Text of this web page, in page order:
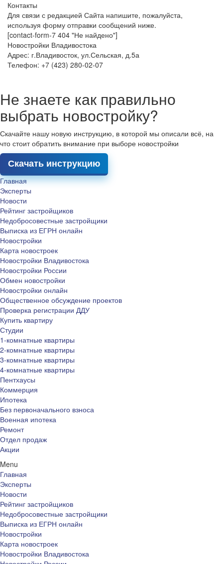
Контакты
Для связи с редакцией Сайта напишите, пожалуйста,
используя форму отправки сообщений ниже.
[contact-form-7 404 "Не найдено"]
Новостройки Владивостока
Адрес: г.Владивосток, ул.Сельская, д.5а
Телефон: +7 (423) 280-02-07
Не знаете как правильно
выбрать новостройку?
Скачайте нашу новую инструкцию, в которой мы описали всё, на
что стоит обратить внимание при выборе новостройки
Скачать инструкцию
Главная
Эксперты
Новости
Рейтинг застройщиков
Недобросовестные застройщики
Выписка из ЕГРН онлайн
Новостройки
Карта новостроек
Новостройки Владивостока
Новостройки России
Обмен новостройки
Новостройки онлайн
Общественное обсуждение проектов
Проверка регистрации ДДУ
Купить квартиру
Студии
1-комнатные квартиры
2-комнатные квартиры
3-комнатные квартиры
4-комнатные квартиры
Пентхаусы
Коммерция
Ипотека
Без первоначального взноса
Военная ипотека
Ремонт
Отдел продаж
Акции
Menu
Главная
Эксперты
Новости
Рейтинг застройщиков
Недобросовестные застройщики
Выписка из ЕГРН онлайн
Новостройки
Карта новостроек
Новостройки Владивостока